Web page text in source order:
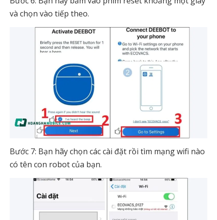
và chọn vào tiếp theo.
Bước 7: Bạn hãy chọn các cài đặt rồi tìm mạng wifi nào
có tên con robot của bạn.